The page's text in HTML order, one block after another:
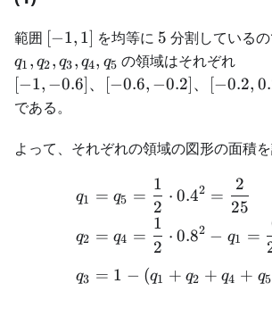
範囲 [−1,
1]
[−1, 1] を均等に 5
5 分割しているの
q1 , q2, q3, q4, q5 の領域はそれぞれ
0.2]
[0.2,
0.6]、
[0.6,
[−1, −0.6]、 [−0.6, −0.2]、 [−0.2,
である。
よって、それぞれの領域の図形の面積
q1
q2
q3
= q5 =
2
1
⋅ 0.42 =
25
2
= q4 =
2
1
⋅ 0.82 − q1 =
= 1 − (q1 + q2 + q4 + q5